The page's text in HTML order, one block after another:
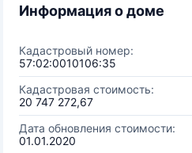
Информация о доме
Кадастровый номер:
57:02:0010106:35
Кадастровая стоимость:
20 747 272,67
Дата обновления стоимости:
01.01.2020